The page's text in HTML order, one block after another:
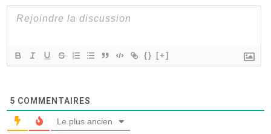
{} [+]
5 COMMENTAIRES
Le plus ancien